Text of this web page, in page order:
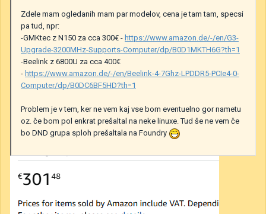
Zdele mam ogledanih mam par modelov, cena je tam tam, specsi
pa tud, npr:
-GMKtec z N150 za cca 300€ - https://www.amazon.de/-/en/G3-
Upgrade-3200MHz-Supports-Computer/dp/B0D1MKTH6G?th=1
-Beelink z 6800U za cca 400€
- https://www.amazon.de/-/en/Beelink-4-7Ghz-LPDDR5-PCIe4-0-
Computer/dp/B0DC6BF5HD?th=1
Problem je v tem, ker ne vem kaj vse bom eventuelno gor nametu
oz. če bom pol enkrat prešaltal na neke linuxe. Tud še ne vem če
bo DND grupa sploh prešaltala na Foundry